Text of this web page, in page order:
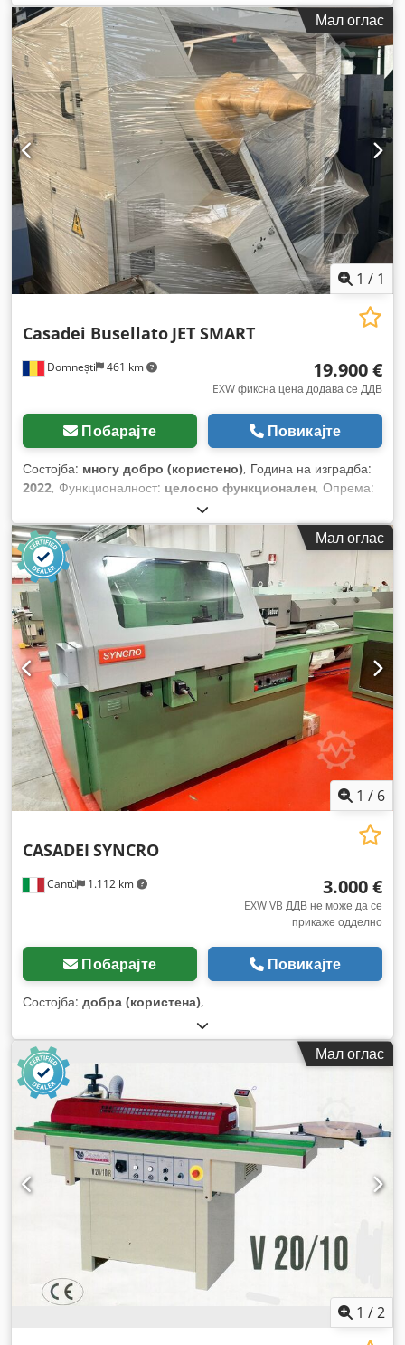
Мал оглас
1 / 1
Domnești 461 km
Casadei Busellato JET SMART
19.900 €
EXW фиксна цена додава се ДДВ
Побарајте Повикајте
Состојба: многу добро (користено), Година на изградба:
2022, Функционалност: целосно функционален, Опрема:
,
Мал оглас
1 / 6
Cantù 1.112 km
CASADEI SYNCRO
3.000 €
EXW VB ДДВ не може да се
прикаже одделно
Побарајте Повикајте
Состојба: добра (користена),
Мал оглас
1 /2